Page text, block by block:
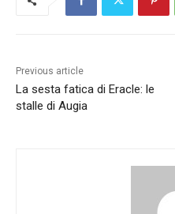
Previous article
La sesta fatica di Eracle: le
stalle di Augia